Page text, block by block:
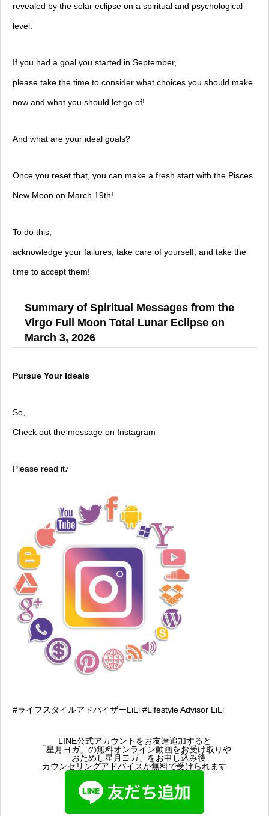
revealed by the solar eclipse on a spiritual and psychological
level.
If you had a goal you started in September,
please take the time to consider what choices you should make
now and what you should let go of!
And what are your ideal goals?
Once you reset that, you can make a fresh start with the Pisces
New Moon on March 19th!
To do this,
acknowledge your failures, take care of yourself, and take the
time to accept them!
Summary of Spiritual Messages from the
Virgo Full Moon Total Lunar Eclipse on
March 3, 2026
Pursue Your Ideals
So,
Check out the message on Instagram
Please read it♪
#ライフスタイルアドバイザーLiLi #Lifestyle Advisor LiLi
LINE公式アカウントをお友達追加すると
「星月ヨガ」の無料オンライン動画をお受け取りや
「おためし星月ヨガ」をお申し込み後
カウンセリングアドバイスが無料で受けられます